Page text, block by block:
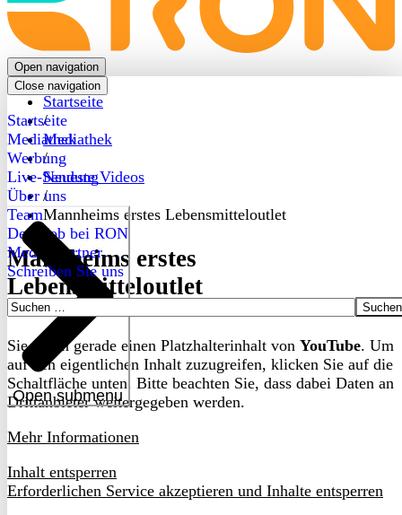
frontpage
Open navigation
Close navigation
Startseite
Mediathek
Werbung
Live-Sendung
Über uns
Open submenu
Team
Dein Job bei RON
Medienpartner
Schreiben Sie uns
Suchen
Startseite
/
Mediathek
/
Neueste Videos
/
Mannheims erstes Lebensmitteloutlet
Mannheims erstes
Lebensmitteloutlet
Sie sehen gerade einen Platzhalterinhalt von YouTube. Um
auf den eigentlichen Inhalt zuzugreifen, klicken Sie auf die
Schaltfläche unten. Bitte beachten Sie, dass dabei Daten an
Drittanbieter weitergegeben werden.
Mehr Informationen
Inhalt entsperren
Erforderlichen Service akzeptieren und Inhalte entsperren